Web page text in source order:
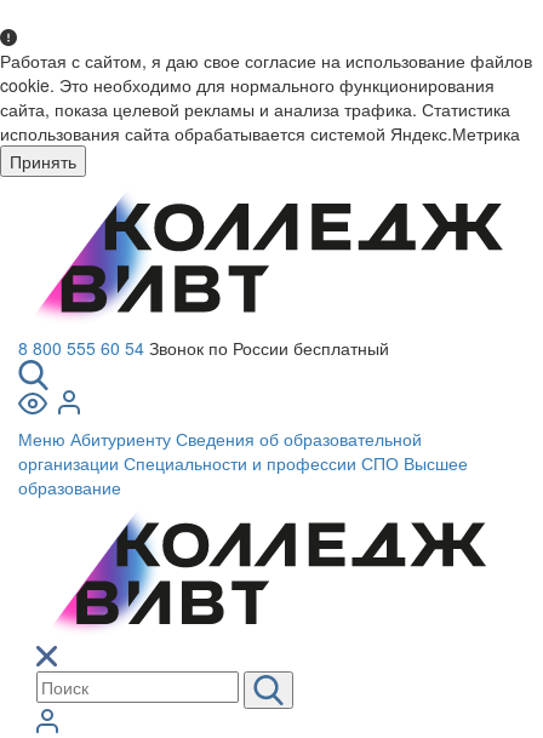
Работая с сайтом, я даю свое согласие на использование файлов
cookie. Это необходимо для нормального функционирования
сайта, показа целевой рекламы и анализа трафика. Статистика
использования сайта обрабатывается системой Яндекс.Метрика
Принять
8 800 555 60 54 Звонок по России бесплатный
Меню Абитуриенту Сведения об образовательной
организации Специальности и профессии СПО Высшее
образование